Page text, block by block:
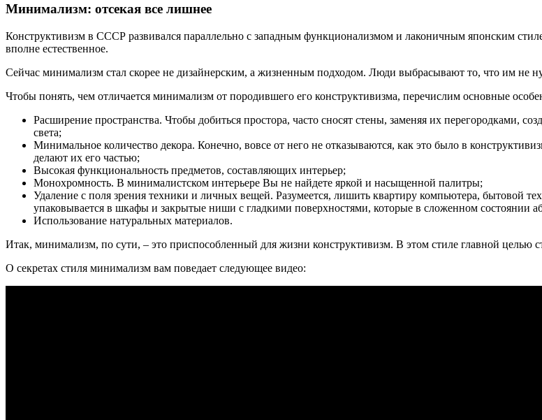
Минимализм: отсекая все лишнее
Конструктивизм в СССР развивался параллельно с западным функционализмом и лаконичным японским
вполне естественное.
Сейчас минимализм стал скорее не дизайнерским, а жизненным подходом. Люди выбрасывают то, что им не
Чтобы понять, чем отличается минимализм от породившего его конструктивизма, перечислим основные
Расширение пространства. Чтобы добиться простора, часто сносят стены, заменяя их перегородками,
света;
Минимальное количество декора. Конечно, вовсе от него не отказываются, как это было в
делают их его частью;
Высокая функциональность предметов, составляющих интерьер;
Монохромность. В минималистском интерьере Вы не найдете яркой и насыщенной палитры;
Удаление с поля зрения техники и личных вещей. Разумеется, лишить квартиру компьютера,
упаковывается в шкафы и закрытые ниши с гладкими поверхностями, которые в сложенном состоянии
Использование натуральных материалов.
Итак, минимализм, по сути, – это приспособленный для жизни конструктивизм. В этом стиле главной целью
О секретах стиля минимализм вам поведает следующее видео: